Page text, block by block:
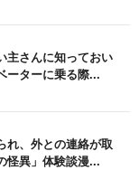
主さんに知っておい
ターに乗る際...
れ、外との連絡が取
異」体験談漫...